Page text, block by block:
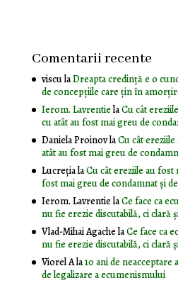
Comentarii recente
visculaDreapta credință e o
de concepțiile care țin în
Ierom. LavrentielaCu cât
cu atât au fost mai greu de
Daniela ProinovlaCu cât
atât au fost mai greu de
LucrețialaCu cât ereziile au fost
fost mai greu de condamnat și
Ierom. LavrentielaCe face ca
nu fie erezie discutabilă, ci clară
Vlad-Mihai AgachelaCe face ca
nu fie erezie discutabilă, ci clară
Viorel Ala10 ani de neacceptare
de legalizare a ecumenismului